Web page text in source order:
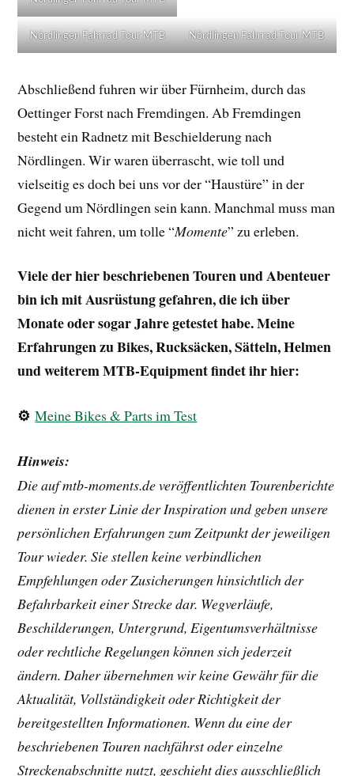
nicht weit fahren, um tolle “Momente
Viele der hier beschriebenen Touren und Abenteuer
bin ich mit Ausrüstung gefahren, die ich über
Monate oder sogar Jahre getestet habe. Meine
Erfahrungen zu Bikes, Rucksäcken, Sätteln, Helmen
und weiterem MTB-Equipment findet ihr hier:
⚙️ Meine Bikes & Parts im Test
Hinweis:
persönlichen Erfahrungen zum Zeitpunkt der jeweiligen
Tour wieder. Sie stellen keine verbindlichen
Empfehlungen oder Zusicherungen hinsichtlich der
Befahrbarkeit einer Strecke dar. Wegverläufe,
Beschilderungen, Untergrund, Eigentumsverhältnisse
ändern. Daher übernehmen wir keine Gewähr für die
Aktualität, Vollständigkeit oder Richtigkeit der
bereitgestellten Informationen. Wenn du eine der
beschriebenen Touren nachfährst oder einzelne
Streckenabschnitte nutzt, geschieht dies ausschließlich
auf eigene Verantwortung und eigenes Risiko.
Informiere dich vor jeder Tour über die aktuell
geltenden Vorschriften, beachte Fahrverbote und
Sperrungen und respektiere Naturschutzgebiete sowie
private Grundstücke. Wir legen großen Wert auf einen
respektvollen Umgang mit der Natur. Deshalb bleiben
wir auf ausgewiesenen Wegen, nehmen Rücksicht auf
andere Erholungssuchende sowie auf die Tier- und
Pflanzenwelt und empfehlen allen Leserinnen und